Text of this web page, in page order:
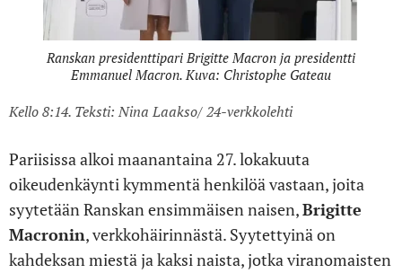
Ranskan presidenttipari Brigitte Macron ja presidentti
Emmanuel Macron. Kuva: Christophe Gateau
Kello 8:14. Teksti: Nina Laakso/ 24-verkkolehti
Pariisissa alkoi maanantaina 27. lokakuuta
oikeudenkäynti kymmentä henkilöä vastaan, joita
syytetään Ranskan ensimmäisen naisen,Brigitte
Macronin, verkkohäirinnästä. Syytettyinä on
kahdeksan miestä ja kaksi naista, jotka viranomaisten